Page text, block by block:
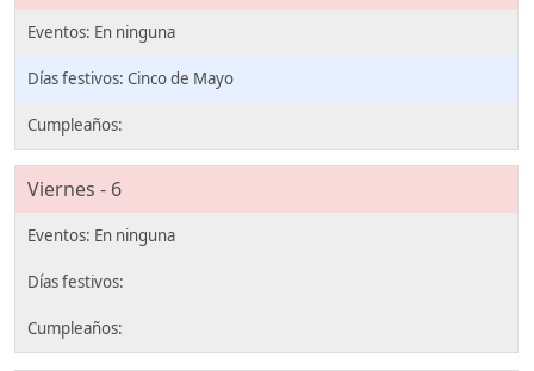
Cinco de Mayo
Viernes - 6